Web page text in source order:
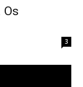
Os
3